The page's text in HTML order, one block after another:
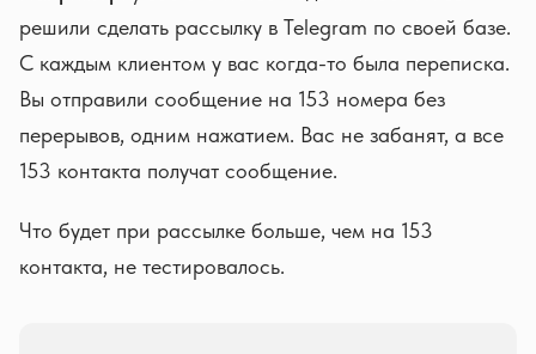
решили сделать рассылку в Telegram по своей базе.
С каждым клиентом у вас когда-то была переписка.
Вы отправили сообщение на 153 номера без
перерывов, одним нажатием. Вас не забанят, а все
153 контакта получат сообщение.
Что будет при рассылке больше, чем на 153
контакта, не тестировалось.